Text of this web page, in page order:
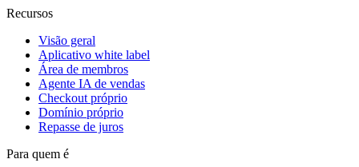
Recursos
Visão geral
Aplicativo white label
Área de membros
Agente IA de vendas
Checkout próprio
Domínio próprio
Repasse de juros
Para quem é